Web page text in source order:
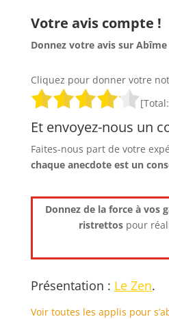
Votre avis compte !
Donnez votre avis sur Abîme
Cliquez pour donner votre
[Total:
Et envoyez-nous un
Faites-nous part de votre
chaque anecdote est un
Donnez de la force à vos
ristrettos pour
Présentation : Le Zen.
Voir toutes les applis pour